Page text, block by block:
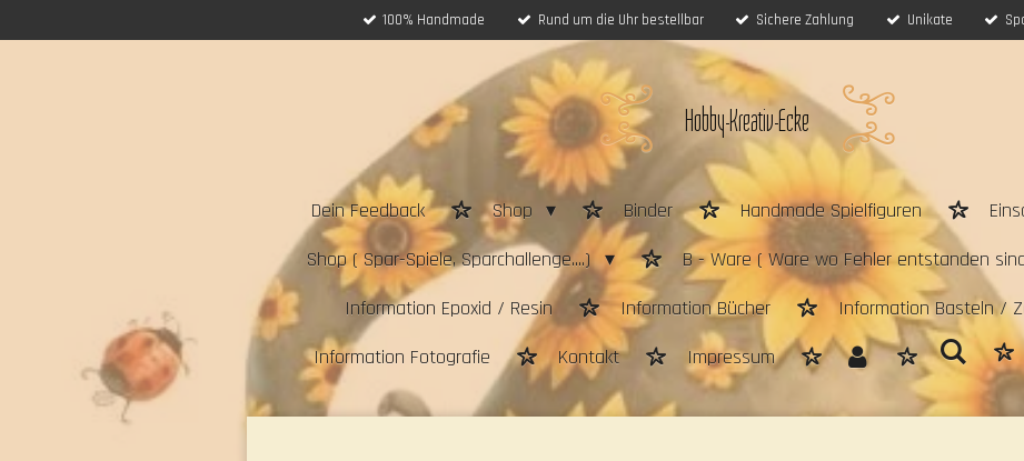
100% Handmade Rund um die Uhr bestellbar Sichere Zahlung Unikate
Hobby-Kreativ-Ecke
Dein Feedback Shop Binder Handmade Spielfiguren
Shop ( Spar-Spiele, Sparchallenge....)
B - Ware ( Ware wo Fehler entstanden
Information Epoxid / Resin
Information Bücher
Information Basteln /
Information Fotografie
Kontakt Impressum